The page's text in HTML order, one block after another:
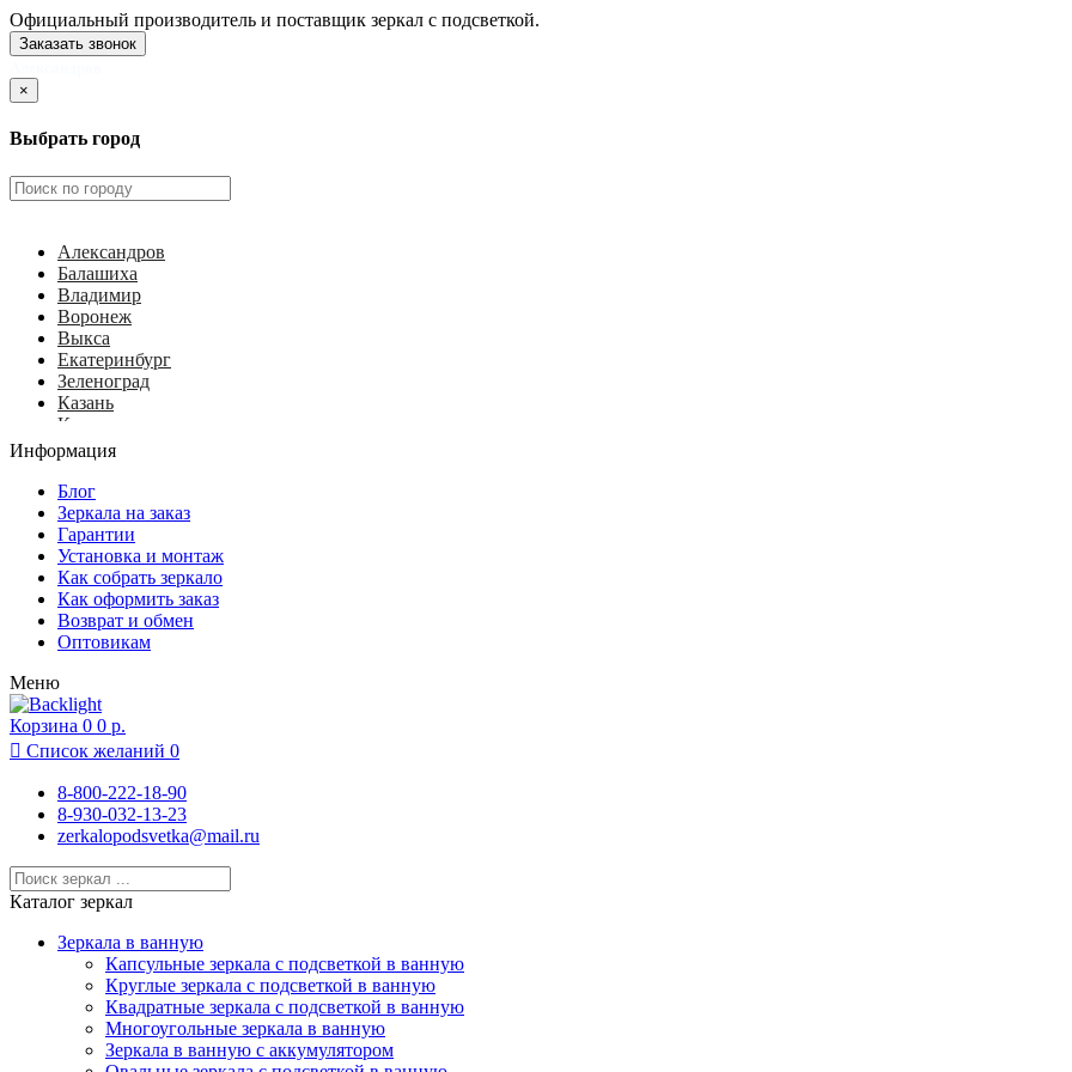
Официальный производитель и поставщик зеркал с подсветкой.
Заказать звонок
×
Выбрать город
Александров
Балашиха
Владимир
Воронеж
Выкса
Екатеринбург
Зеленоград
Казань
Калуга
Ковров
Королёв
Красногорск
Курск
Липецк
Москва
Московский
Муром
Нижний Новгород
Новосибирск
Подольск
Раменское
Реутов
Ростов-на-Дону
Санкт-Петербург
Севастополь
Сочи
Тамбов
Тула
Чебоксары
Ярославль
Информация
Блог
Зеркала на заказ
Гарантии
Установка и монтаж
Как собрать зеркало
Как оформить заказ
Возврат и обмен
Оптовикам
Меню
Корзина 0 0 р.
 Список желаний 0
8-800-222-18-90
8-930-032-13-23
zerkalopodsvetka@mail.ru
Каталог зеркал
Зеркала в ванную
Капсульные зеркала с подсветкой в ванную
Круглые зеркала с подсветкой в ванную
Квадратные зеркала с подсветкой в ванную
Многоугольные зеркала в ванную
Зеркала в ванную с аккумулятором